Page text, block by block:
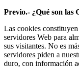
Previo.- ¿Qué son las
Las cookies
servidores Web para
sus visitantes. No es
servidores piden a
duro, con información